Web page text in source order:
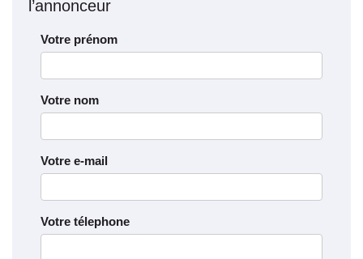
l’annonceur
Votre prénom
Votre nom
Votre e-mail
Votre télephone